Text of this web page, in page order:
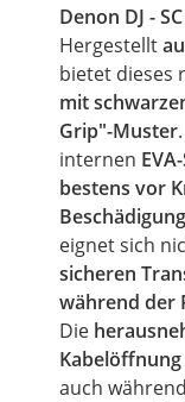
Denon DJ - SC
Hergestellt
bietet dieses
mit
Grip"-Muster
internen
bestens vor
eignet sich
sicheren
während der
Die
Kabelöffnung
auch